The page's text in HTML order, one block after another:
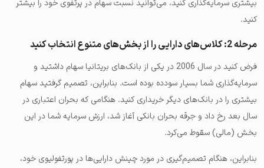
بیشتری سرمایه‌گذاری کنید، می‌توانید نسبت سهام در پرتفوی خود را بیشتر
کنید.
مرحله 2: کلاس‌های دارایی را از بخش‌های متنوع انتخاب کنید
فرض کنید در سال 2006 در یکی از بانک‌های بریتانیا سهام داشتید و
سرمایه‌گذاری شما بسیار سودده بوده است. بنابراین، تصمیم گرفتید سهام
بیشتری را در بانک‌های دیگر خریداری کنید. هنگامی که بحران اعتباری در
سال بعد رخ داد و جرقه بحران بانکی آغاز شد، ارزش سرمایه شما در این
بخش (مالی) سقوط می‌کرد.
بنابراین، هنگام تصمیم‌گیری در مورد چینش دارایی‌ها در پورتفولیوی خود،